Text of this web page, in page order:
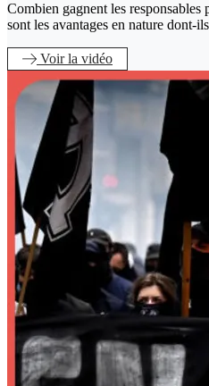
Combien gagnent les responsables
sont les avantages en nature dont-
Voirla vidéo